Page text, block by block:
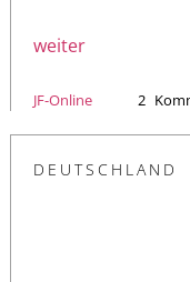
weiter
JF-Online 2
DEUTSCHLAND